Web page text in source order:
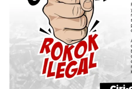
Namun demikian, tingkat
sebesar 80,25% yang
peserta yang belum aktif karena
termasuk keterlambatan atau
membayar iuran secara tepat
Launching Program NADI JKN di
Agustus 2026.